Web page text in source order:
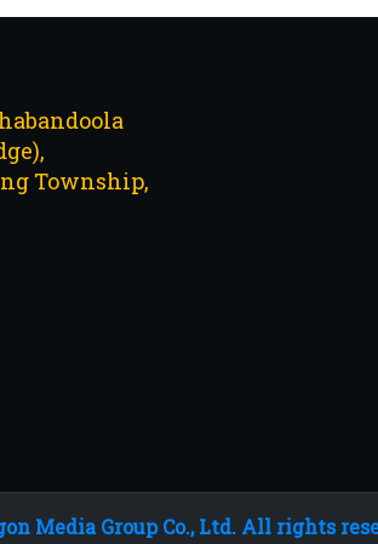
Township,
Media Group Co., Ltd. All rights